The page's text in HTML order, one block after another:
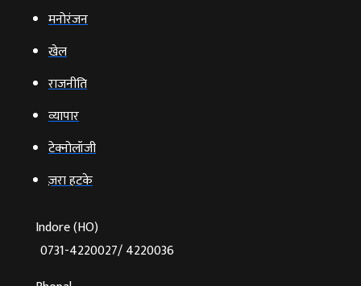
मनोरंजन
खेल
राजनीति
व्‍यापार
टेक्‍नोलॉजी
ज़रा हटके
Indore (HO)
0731-4220027/ 4220036